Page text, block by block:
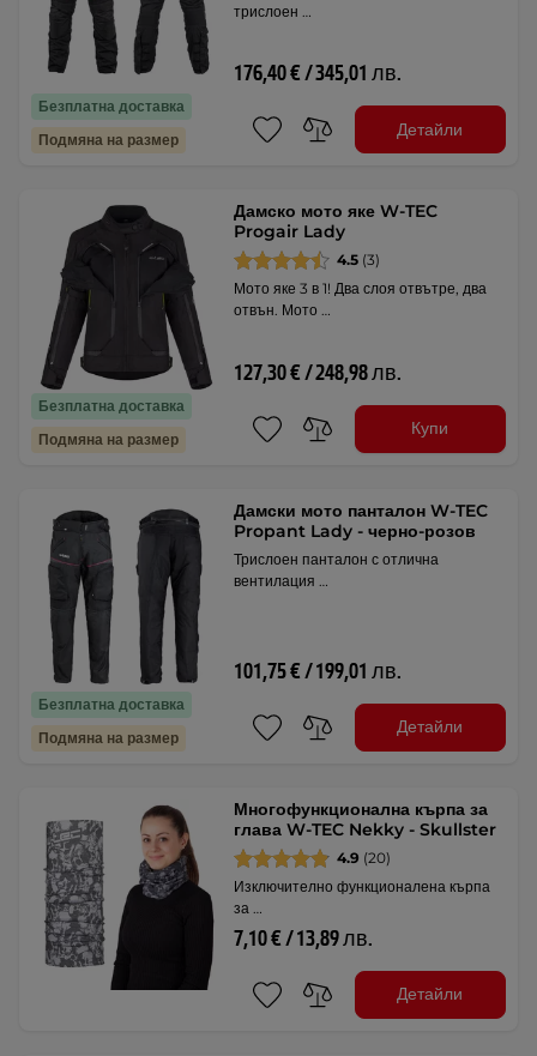
Безплатна доставка
Подмяна на размер
трислоен …
176,40 € / 345,01 лв.
Детайли
Безплатна доставка
Подмяна на размер
Дамско мото яке W-TEC
Progair Lady
4.5 (3)
Мото яке 3 в 1! Два слоя отвътре, два
отвън. Мото …
127,30 € / 248,98 лв.
Купи
Безплатна доставка
Подмяна на размер
Дамски мото панталон W-TEC
Propant Lady - черно-розов
Трислоен панталон с отлична
вентилация …
101,75 € / 199,01 лв.
Детайли
Многофункционална кърпа за
глава W-TEC Nekky - Skullster
4.9 (20)
Изключително функционалена кърпа
за …
7,10 € / 13,89 лв.
Детайли